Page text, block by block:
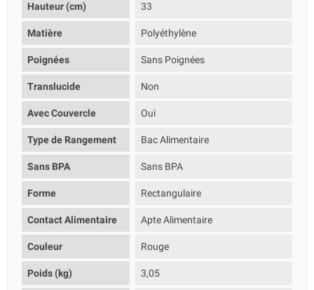
Hauteur (cm) 33
Matière Polyéthylène
Poignées Sans Poignées
Translucide Non
Avec Couvercle Oui
Type de Rangement Bac Alimentaire
Sans BPA Sans BPA
Forme Rectangulaire
Contact Alimentaire Apte Alimentaire
Couleur Rouge
Poids (kg) 3,05